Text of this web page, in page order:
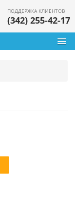
ПОДДЕРЖКА КЛИЕНТОВ
(342) 255-42-17